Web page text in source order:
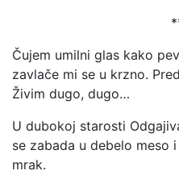
Čujem umilni glas kako
zavlače mi se u krzno.
Živim dugo, dugo…
U dubokoj starosti
se zabada u debelo meso
mrak.